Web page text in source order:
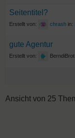
Seitentitel?
Erstellt von: chrash in:
gute Agentur
Erstellt von: BerndiBrot
Ansicht von 25